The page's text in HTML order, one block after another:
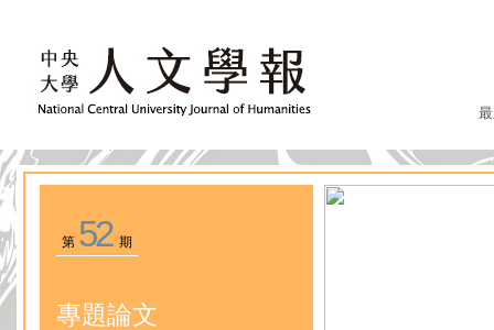
第 52期
專題論文